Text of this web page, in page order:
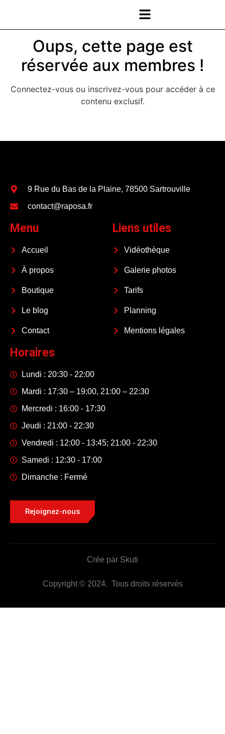
Oups, cette page est
réservée aux membres !
Connectez-vous ou inscrivez-vous pour accéder à ce
contenu exclusif.
9 Rue du Bas de la Plaine, 78500 Sartrouville
contact@raposa.fr
Menu
Accueil
À propos
Boutique
Le blog
Contact
Liens utiles
Vidéothèque
Galerie photos
Tarifs
Planning
Mentions légales
Horaires
Lundi : 20:30 - 22:00
Mardi : 17:30 – 19:00, 21:00 – 22:30
Mercredi : 16:00 - 17:30
Jeudi : 21:00 - 22:30
Vendredi : 12:00 - 13:45; 21:00 - 22:30
Samedi : 12:30 - 17:00
Dimanche : Fermé
Rejoignez-nous
Crée par Skuti
Copyright © 2024. Tous droits réservés